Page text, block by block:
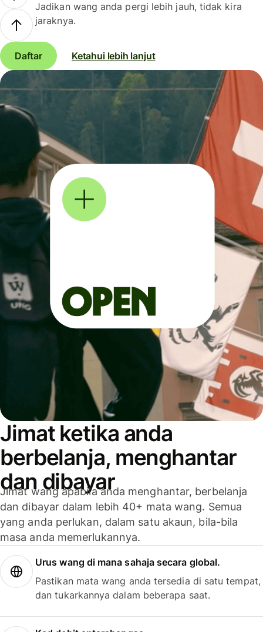
Jadikan wang anda pergi lebih jauh, tidak kira
jaraknya.
Daftar Ketahui lebih lanjut
Jimat ketika anda
berbelanja, menghantar
dan dibayar
Jimat wang apabila anda menghantar, berbelanja
dan dibayar dalam lebih 40+ mata wang. Semua
yang anda perlukan, dalam satu akaun, bila-bila
masa anda memerlukannya.
Urus wang di mana sahaja secara global.
Pastikan mata wang anda tersedia di satu tempat,
dan tukarkannya dalam beberapa saat.